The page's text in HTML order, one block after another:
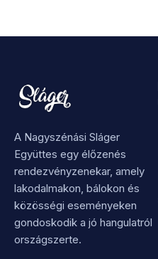
A Nagyszénási Sláger
Együttes egy élőzenés
rendezvényzenekar, amely
lakodalmakon, bálokon és
közösségi eseményeken
gondoskodik a jó hangulatról
országszerte.